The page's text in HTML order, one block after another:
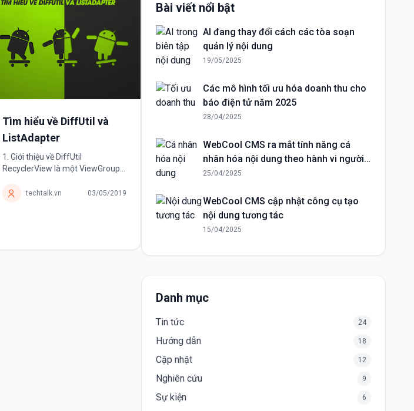
Tìm hiểu về DiffUtil và
ListAdapter
1. Giới thiệu về DiffUtil
RecyclerView là một ViewGroup
(Android API 21) được hỗ trợ
techtalk.vn 03/05/2019
Bài viết nổi bật
AI đang thay đổi cách các tòa soạn
quản lý nội dung
19/05/2025
Các mô hình tối ưu hóa doanh thu cho
báo điện tử năm 2025
28/04/2025
WebCool CMS ra mắt tính năng cá
nhân hóa nội dung theo hành vi người
đọc
25/04/2025
WebCool CMS cập nhật công cụ tạo
nội dung tương tác
15/04/2025
Danh mục
Tin tức 24
Hướng dẫn 18
Cập nhật 12
Nghiên cứu 9
Sự kiện 6